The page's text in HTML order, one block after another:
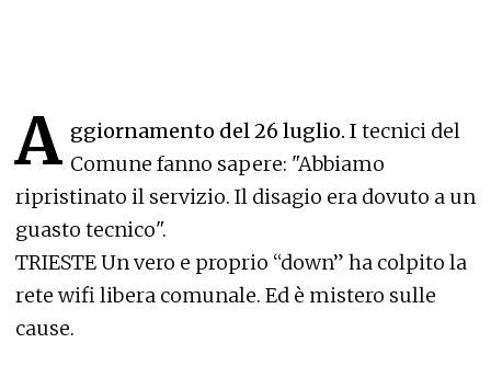
A ggiornamento del 26 luglio. I tecnici del
Comune fanno sapere: "Abbiamo
ripristinato il servizio. Il disagio era dovuto a un
guasto tecnico".
TRIESTE Un vero e proprio “down” ha colpito la
rete wifi libera comunale. Ed è mistero sulle
cause.